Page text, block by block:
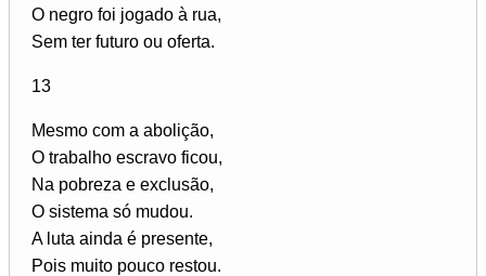
O negro foi jogado à rua,
Sem ter futuro ou oferta.
13
Mesmo com a abolição,
O trabalho escravo ficou,
Na pobreza e exclusão,
O sistema só mudou.
A luta ainda é presente,
Pois muito pouco restou.